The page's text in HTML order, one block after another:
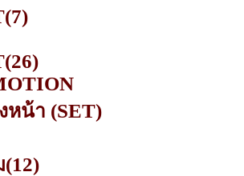
(7)
(26)
หน้า (SET)
(12)